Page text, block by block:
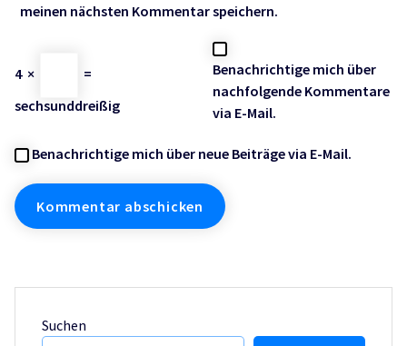
meinen nächsten Kommentar speichern.
4 ×
=
sechsunddreißig
Benachrichtige mich über
nachfolgende Kommentare
via E-Mail.
Benachrichtige mich über neue Beiträge via E-Mail.
Suchen